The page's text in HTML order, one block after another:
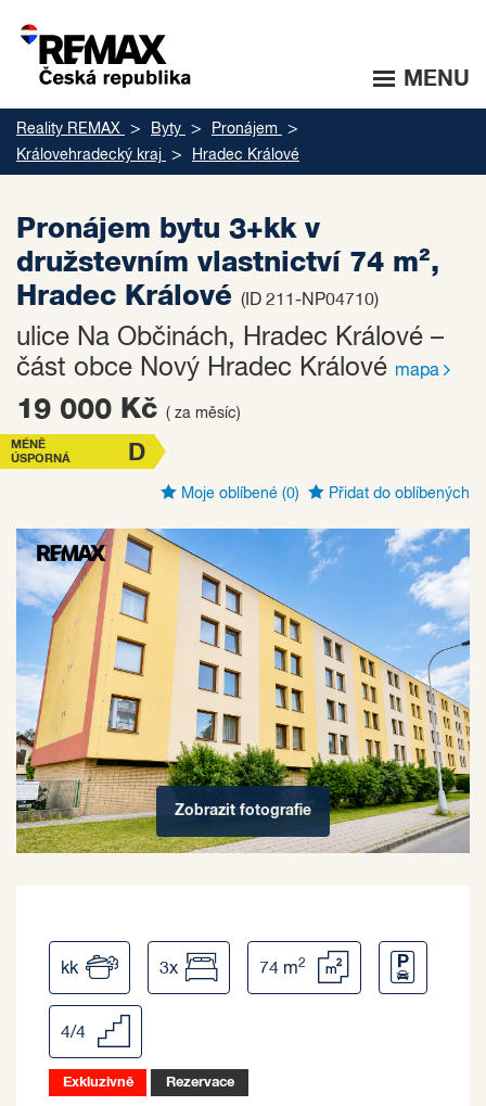
MENU
Reality REMAX Byty
Pronájem
Královehradecký kraj
Hradec Králové
Pronájem bytu 3+kk v
družstevním vlastnictví 74 m²,
Hradec Králové (ID 211-NP04710)
ulice Na Občinách, Hradec Králové –
část obce Nový Hradec Králové mapa
19 000 Kč ( za měsíc)
D
MÉNĚ
ÚSPORNÁ
Moje oblíbené (0) Přidat do oblíbených
Zobrazit fotografie
kk 3x 74 m2
4/4
Exkluzivně Rezervace